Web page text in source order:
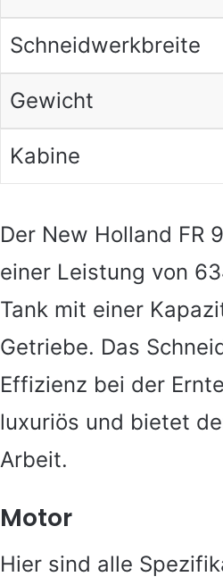
Schneidwerkbreite
Gewicht
Kabine
Der New Holland FR
einer Leistung von
Tank mit einer
Getriebe. Das
Effizienz bei der
luxuriös und bietet
Arbeit.
Motor
Hier sind alle